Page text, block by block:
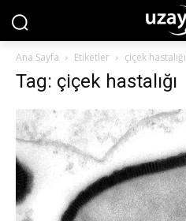
Ana Sayfa Etiketler çiçek hastalığı
Tag: çiçek hastalığı